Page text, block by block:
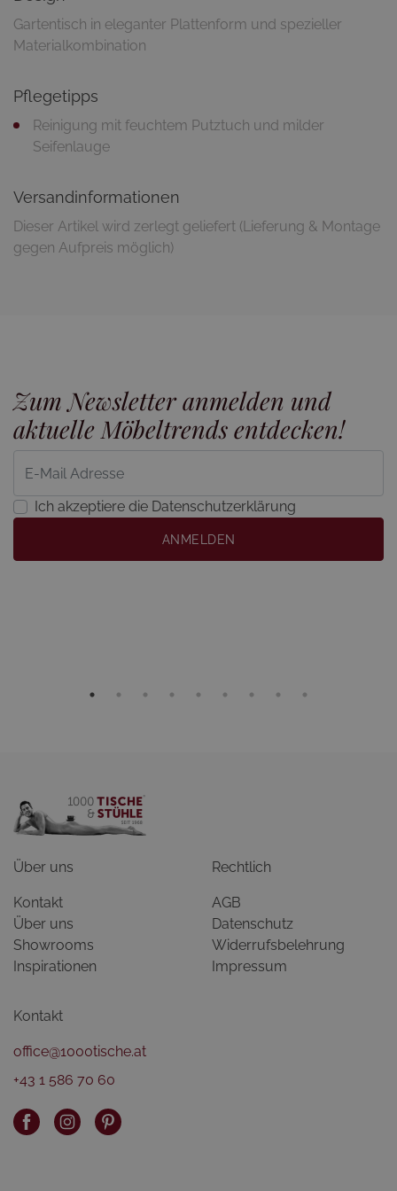
Gartentisch in eleganter Plattenform und spezieller
Materialkombination
Pflegetipps
Reinigung mit feuchtem Putztuch und milder
Seifenlauge
Versandinformationen
Dieser Artikel wird zerlegt geliefert (Lieferung & Montage
gegen Aufpreis möglich)
Zum Newsletter anmelden und
aktuelle Möbeltrends entdecken!
Ich akzeptiere die Datenschutzerklärung
ANMELDEN
Über uns
Kontakt
Über uns
Showrooms
Inspirationen
Rechtlich
AGB
Datenschutz
Widerrufsbelehrung
Impressum
Kontakt
office@1000tische.at
+43 1 586 70 60